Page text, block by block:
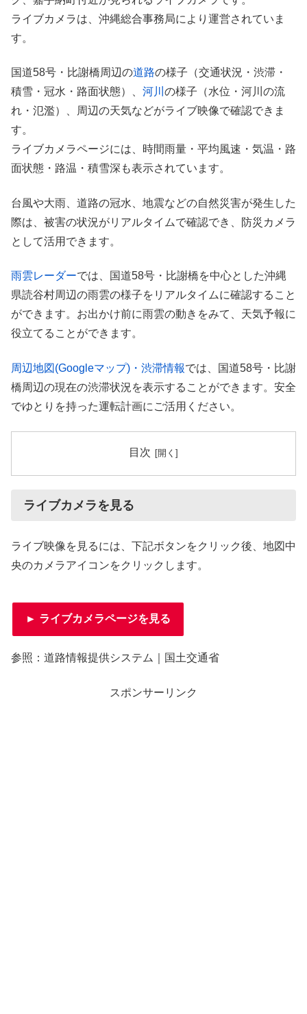
ライブカメラは、沖縄総合事務局により運営されていま
す。
国道58号・比謝橋周辺の道路の様子（交通状況・渋滞・
積雪・冠水・路面状態）、 河川 の様子（水位・河川の流
れ・氾濫）、周辺の天気などがライブ映像で確認できま
す。
ライブカメラページには、時間雨量・平均風速・気温・路
面状態・路温・積雪深も表示されています。
台風や大雨、道路の冠水、地震などの自然災害が発生した
際は、被害の状況がリアルタイムで確認でき、防災カメラ
として活用できます。
雨雲レーダーでは、国道58号・比謝橋を中心とした沖縄
県読谷村周辺の雨雲の様子をリアルタイムに確認すること
ができます。お出かけ前に雨雲の動きをみて、天気予報に
役立てることができます。
周辺地図(Googleマップ)・渋滞情報では、国道58号・比謝
橋周辺の現在の渋滞状況を表示することができます。安全
でゆとりを持った運転計画にご活用ください。
目次
ライブカメラを見る
ライブ映像を見るには、下記ボタンをクリック後、地図中
央のカメラアイコンをクリックします。
► ライブカメラページを見る
参照：道路情報提供システム｜国土交通省
スポンサーリンク